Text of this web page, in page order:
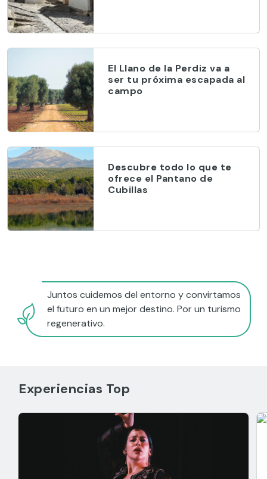
El Llano de la Perdiz va a
ser tu próxima escapada al
campo
Descubre todo lo que te
ofrece el Pantano de
Cubillas
Juntos cuidemos del entorno y convirtamos
el futuro en un mejor destino. Por un turismo
regenerativo.
Experiencias Top